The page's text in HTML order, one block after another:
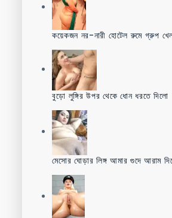
কয়েকজন নর-নারী হোটেল রুমে গ্রুপ
বুড়ো লুঙ্গির উপর থেকে ধোন ধরতে দিলো
মেসোর ঘোড়ার লিঙ্গ আমার গুদে আরাম